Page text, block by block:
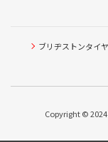
ブリヂストンタイ
Copyright ©
タイヤ点検・
ピット作業の
本日のタイヤ